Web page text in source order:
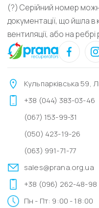
(?) Серійний номер
документації, що йшла
вентиляції, або на
Кульпарківська 59,
+38 (044) 383-03-46
(067) 153-99-31
(050) 423-19-26
(063) 991-71-77
sales@prana.org.ua
+38 (096) 262-48-98
Пн - Пт: 9:00 - 18:00